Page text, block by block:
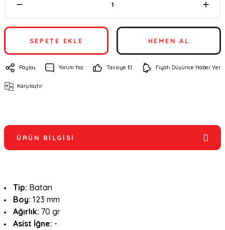
SEPETE EKLE HEMEN AL
Paylaş Yorum Yaz Tavsiye Et Fiyatı Düşünce Haber Ver
Karşılaştır
ÜRÜN BILGISI
Tip: Batan
Boy: 123 mm
Ağırlık: 70 gr
Asist İğne: -